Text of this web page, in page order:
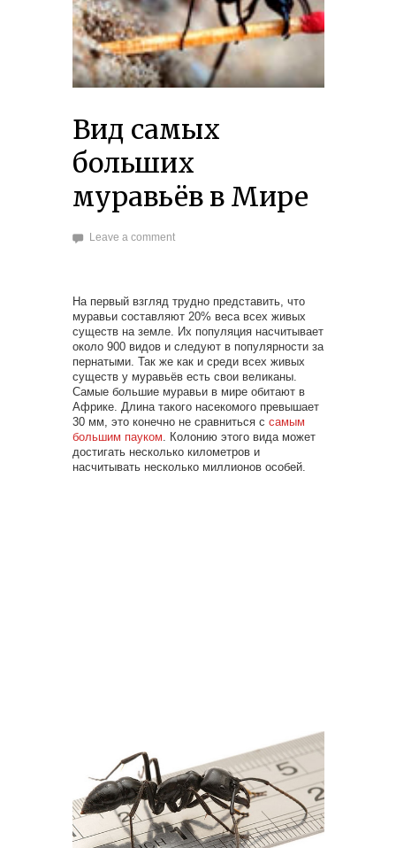
Вид самых
больших
муравьёв в Мире
Leave a comment
На первый взгляд трудно представить, что
муравьи составляют 20% веса всех живых
существ на земле. Их популяция насчитывает
около 900 видов и следуют в популярности за
пернатыми. Так же как и среди всех живых
существ у муравьёв есть свои великаны.
Самые большие муравьи в мире обитают в
Африке. Длина такого насекомого превышает
30 мм, это конечно не сравниться с самым
большим пауком. Колонию этого вида может
достигать несколько километров и
насчитывать несколько миллионов особей.